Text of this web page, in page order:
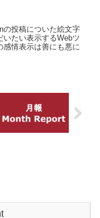
の投稿についた絵文字
いたい表示するWebツ
感情表示は善にも悪に